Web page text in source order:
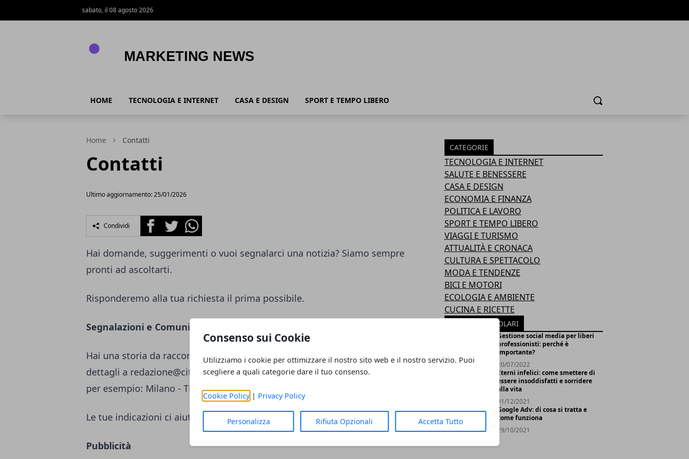
Consenso sui Cookie
Utilizziamo i cookie per ottimizzare il nostro sito web e il nostro servizio. Puoi
scegliere a quali categorie dare il tuo consenso.
Cookie Policy| Privacy Policy
Personalizza Rifiuta Opzionali Accetta Tutto
sabato, il 08 agosto 2026
HOME TECNOLOGIA E INTERNET CASA E DESIGN SPORT E TEMPO LIBERO Cerca
Home Contatti
Contatti
Ultimo aggiornamento: 25/01/2026
Condividi FacebookTwitterWhatsapp
Hai domande, suggerimenti o vuoi segnalarci una notizia? Siamo sempre
pronti ad ascoltarti.
Risponderemo alla tua richiesta il prima possibile.
Segnalazioni e Comunicati stampa
Hai una storia da raccontare o un evento da segnalare? Inviaci tutti i
dettagli a redazione@citta365.itcon oggetto "Nome Citta - Segnalazione"
per esempio: Milano - Titolo Segnalazione.
Le tue indicazioni ci aiutano a mantenere il sito sempre aggiornato.
Pubblicità
CATEGORIE
TECNOLOGIA E INTERNET
SALUTE E BENESSERE
CASA E DESIGN
ECONOMIA E FINANZA
POLITICA E LAVORO
SPORT E TEMPO LIBERO
VIAGGI E TURISMO
ATTUALITÀ E CRONACA
CULTURA E SPETTACOLO
MODA E TENDENZE
BICI E MOTORI
ECOLOGIA E AMBIENTE
CUCINA E RICETTE
ARTICOLI POPOLARI
Gestione social media per liberi
professionisti: perché è
importante?
20/07/2022
Eterni infelici: come smettere di
essere insoddisfatti e sorridere
alla vita
01/12/2021
Google Adv: di cosa si tratta e
come funziona
29/10/2021